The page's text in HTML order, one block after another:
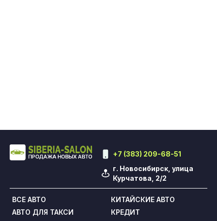
+7 (383) 209-68-51
г. Новосибирск, улица
Курчатова, 2/2
ВСЕ АВТО
КИТАЙСКИЕ АВТО
АВТО ДЛЯ ТАКСИ
КРЕДИТ